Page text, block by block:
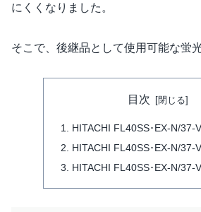
にくくなりました。
そこで、後継品として使用可能な蛍
目次
HITACHI FL40SS･EX-N/37-
HITACHI FL40SS･EX-N/37-
HITACHI FL40SS･EX-N/37-